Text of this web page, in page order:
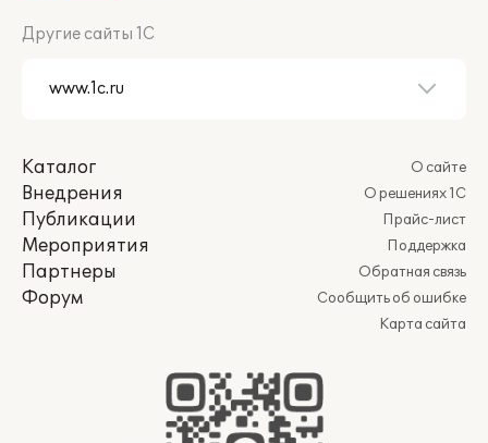
Другие сайты 1С
Каталог
Внедрения
Публикации
Мероприятия
Партнеры
Форум
О сайте
О решениях 1С
Прайс-лист
Поддержка
Обратная связь
Сообщить об ошибке
Карта сайта